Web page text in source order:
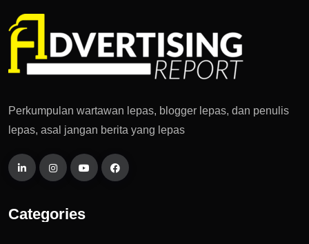
Perkumpulan wartawan lepas, blogger lepas, dan penulis
lepas, asal jangan berita yang lepas
Categories